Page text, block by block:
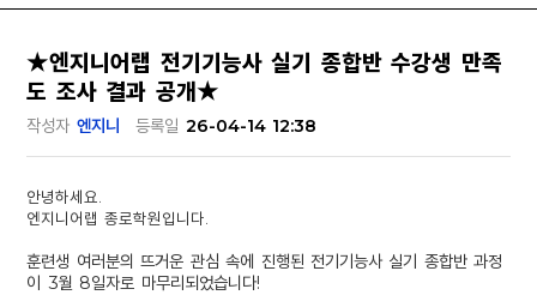
★엔지니어랩 전기기능사 실기 종합반 수강생 만족
도 조사 결과 공개★
작성자 엔지니 등록일 26-04-14 12:38
안녕하세요.
엔지니어랩 종로학원입니다.
훈련생 여러분의 뜨거운 관심 속에 진행된 전기기능사 실기 종합반 과정
이 3월 8일자로 마무리되었습니다!